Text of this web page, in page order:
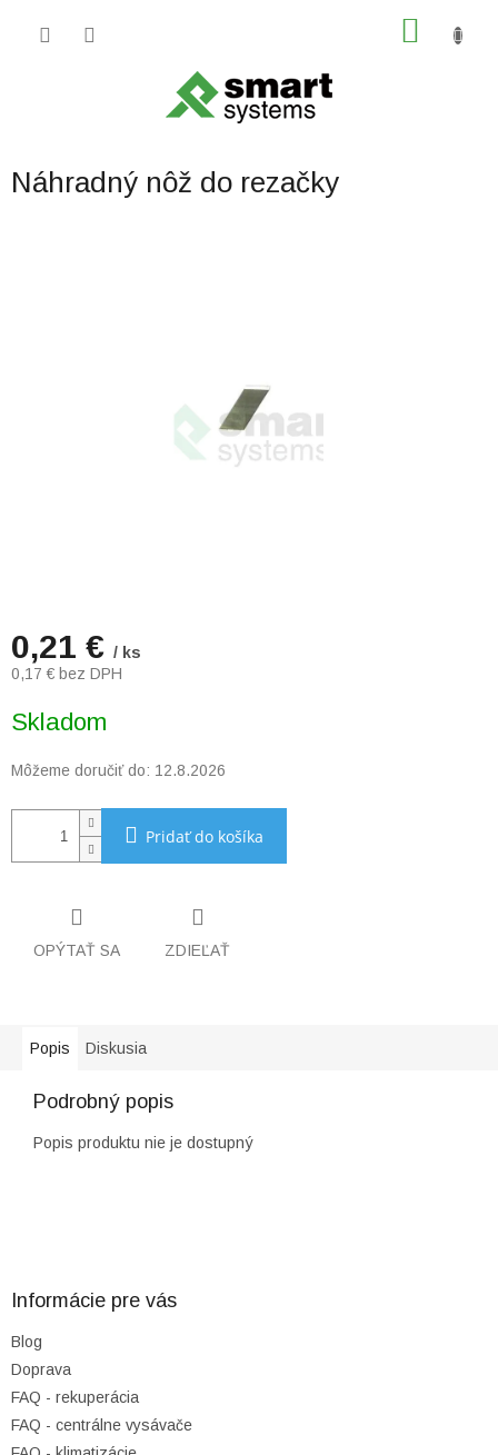
Náhradný nôž do rezačky
0,21 € / ks
0,17 € bez DPH
cena:
Skladom
Môžeme doručiť do: 12.8.2026
Pridať do košíka
OPÝTAŤ SA ZDIEĽAŤ
Popis Diskusia
Podrobný popis
Popis produktu nie je dostupný
Informácie pre vás
Blog
Doprava
FAQ - rekuperácia
FAQ - centrálne vysávače